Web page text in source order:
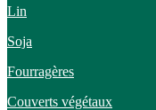
Lin
Soja
Fourragères
Couverts végétaux